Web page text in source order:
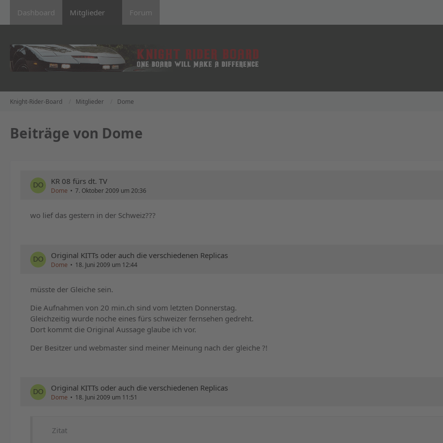
Dashboard Mitglieder Forum
Knight-Rider-Board Mitglieder Dome
Beiträge von Dome
KR 08 fürs dt. TV
Dome 7. Oktober 2009 um 20:36
wo lief das gestern in der Schweiz???
Original KITTs oder auch die verschiedenen Replicas
Dome 18. Juni 2009 um 12:44
müsste der Gleiche sein.
Die Aufnahmen von 20 min.ch sind vom letzten Donnerstag.
Gleichzeitig wurde noche eines fürs schweizer fernsehen gedreht.
Dort kommt die Original Aussage glaube ich vor.
Der Besitzer und webmaster sind meiner Meinung nach der gleiche ?!
Original KITTs oder auch die verschiedenen Replicas
Dome 18. Juni 2009 um 11:51
Zitat